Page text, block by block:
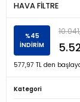
HAVA FİLTRE
%45
İNDİRİM
577,97 TL den
Kategori